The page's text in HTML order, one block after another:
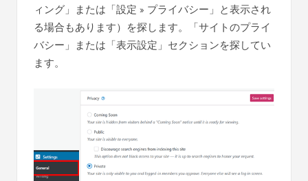
ィング」または「設定 » プライバシー」と表示され
る場合もあります）を探します。「サイトのプライ
バシー」または「表示設定」セクションを探してい
ます。